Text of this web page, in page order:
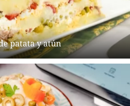
patata y atún